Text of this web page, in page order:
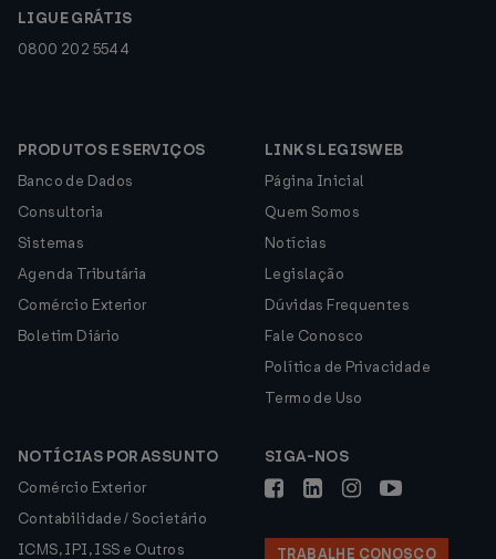
LIGUE GRÁTIS
0800 202 5544
PRODUTOS E SERVIÇOS
Banco de Dados
Consultoria
Sistemas
Agenda Tributária
Comércio Exterior
Boletim Diário
LINKS LEGISWEB
Página Inicial
Quem Somos
Notícias
Legislação
Dúvidas Frequentes
Fale Conosco
Política de Privacidade
Termo de Uso
NOTÍCIAS POR ASSUNTO
Comércio Exterior
Contabilidade / Societário
ICMS, IPI, ISS e Outros
SIGA-NOS
TRABALHE CONOSCO